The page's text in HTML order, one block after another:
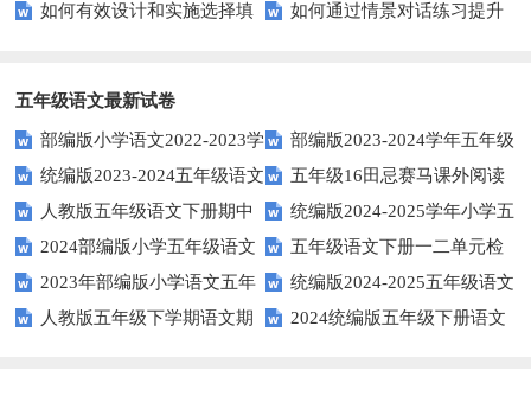
词汇量？这里有5个高效方法值
升文章魅力？
如何有效设计和实施选择填
如何通过情景对话练习提升
五年级语文最新试卷
部编版小学语文2022-2023学
年上期五年级期末试题
部编版2023-2024学年五年级
语文下学期期末考前质量冲刺卷
统编版2023-2024五年级语文
下册期中阶段调研卷
五年级16田忌赛马课外阅读
练习题及答案
人教版五年级语文下册期中
试题及参考答案
统编版2024-2025学年小学五
年级语文上册期中试卷
2024部编版小学五年级语文
下学期期末测试卷
五年级语文下册一二单元检
测题
2023年部编版小学语文五年
级下册期末模拟题
统编版2024-2025五年级语文
第一学期期末测试卷
人教版五年级下学期语文期
2024统编版五年级下册语文